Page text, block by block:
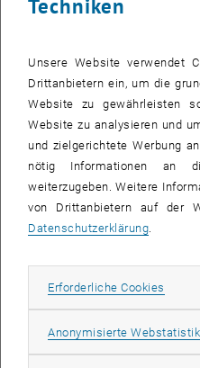
Positionspapier ÖGNI
Herausforderungen in der
Angesichts des hohen Anteils
Emissionen sieht die ÖGNI
Nutzung nachhaltiger Baustoffe,
Herausforderung liegt dabei
vielmehr in fehlenden CO2-
Daten, regulatorischen
Praxisbeispiel Haus des
zeigen realisierte Projekte wie das
Techniken
Unsere Website verwendet
Drittanbietern ein, um die
Website zu gewährleisten
Website zu analysieren und
und zielgerichtete Werbung
nötig Informationen an
weiterzugeben. Weitere
von Drittanbietern auf der
Datenschutzerklärung
Erforderliche Cookies
Anonymisierte